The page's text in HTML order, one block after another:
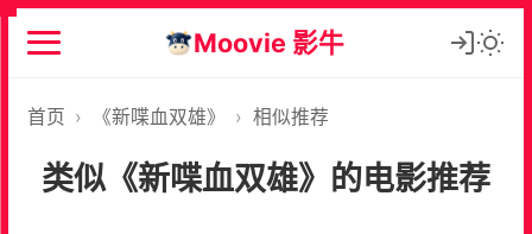
Moovie 影牛
首页 › 《新喋血双雄》 › 相似推荐
类似《新喋血双雄》的电影推荐